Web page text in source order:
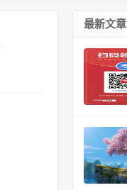
最新文章